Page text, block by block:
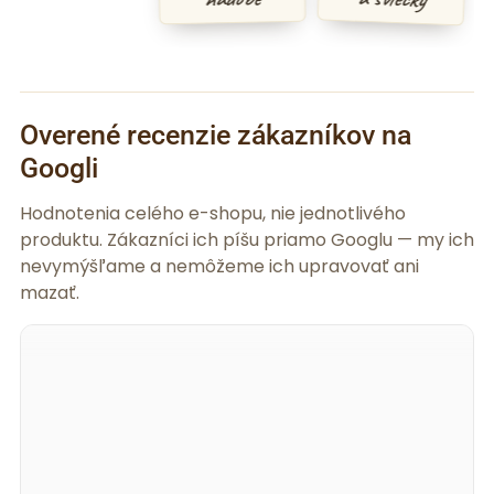
Overené recenzie zákazníkov na
Googli
Hodnotenia celého e-shopu, nie jednotlivého
produktu. Zákazníci ich píšu priamo Googlu — my ich
nevymýšľame a nemôžeme ich upravovať ani
mazať.